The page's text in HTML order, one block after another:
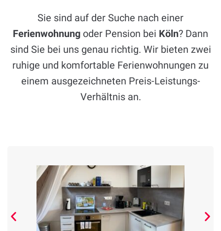
Sie sind auf der Suche nach einer
Ferienwohnung oder Pension bei Köln? Dann
sind Sie bei uns genau richtig. Wir bieten zwei
ruhige und komfortable Ferienwohnungen zu
einem ausgezeichneten Preis-Leistungs-
Verhältnis an.